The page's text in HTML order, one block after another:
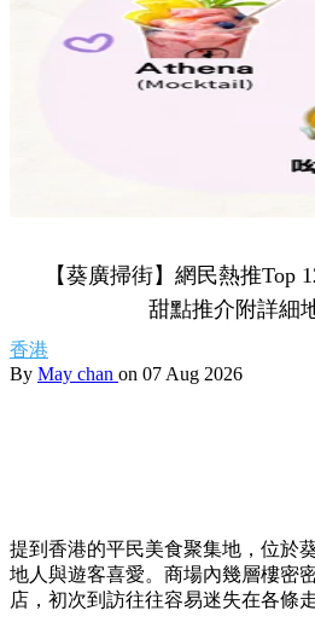
【葵廣掃街】網民熱推Top
甜點推介附詳細
香港
By May chan on 07 Aug 2026
提到香港的平民美食聚集地，位於
地人與遊客喜愛。商場內幾層樓密
店，初次到訪往往容易迷失在各條走